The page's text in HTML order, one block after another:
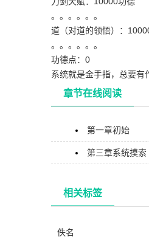
。。。。。。
道（对道的领悟）：
。。。。。。
功德点：0
系统就是金手指，总要有
章节在线阅读
第一章初始
第三章系统摸索
相关标签
佚名